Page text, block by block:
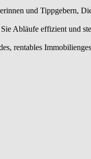
und Tippgebern,
Abläufe effizient und
rentables